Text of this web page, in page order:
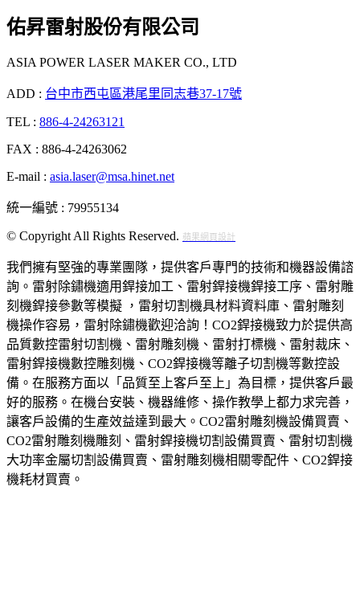
佑昇雷射股份有限公司
ASIA POWER LASER MAKER CO., LTD
ADD : 台中市西屯區港尾里同志巷37-17號
TEL : 886-4-24263121
FAX : 886-4-24263062
E-mail : asia.laser@msa.hinet.net
統一編號 : 79955134
© Copyright All Rights Reserved. 蘋果網頁設計
我們擁有堅強的專業團隊，提供客戶專門的技術和機器設備諮
詢。雷射除鏽機適用銲接加工、雷射銲接機銲接工序、雷射雕
刻機銲接參數等模擬‎ ，雷射切割機具材料資料庫、雷射雕刻
機操作容易，雷射除鏽機歡迎洽詢！‎CO2銲接機致力於提供高
品質數控雷射切割機、雷射雕刻機、雷射打標機、雷射裁床、
雷射銲接機數控雕刻機、CO2銲接機等離子切割機等數控設
備。在服務方面以「品質至上客戶至上」為目標，提供客戶最
好的服務。在機台安裝、機器維修、操作教學上都力求完善，
讓客戶設備的生產效益達到最大。CO2雷射雕刻機設備買賣、
CO2雷射雕刻機雕刻、雷射銲接機切割設備買賣、雷射切割機
大功率金屬切割設備買賣、雷射雕刻機相關零配件、CO2銲接
機耗材買賣。